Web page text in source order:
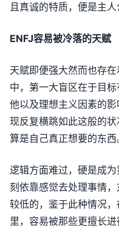
且真诚的特质，便是主人
ENFJ容易被冷落的天赋
天赋即便强大然而也存
中，第一大盲区在于目
他以及理想主义因素的
现反复横跳如此这般的
算是自己真正想要的东西
逻辑方面难过，硬是成
刻依靠感觉去处理事情
较低的，鉴于此种情况
里，容易被那些更擅长进